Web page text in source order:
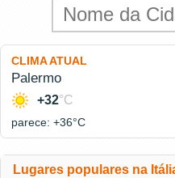
CLIMA ATUAL
Palermo
+32°C
parece: +36°C
Lugares populares na